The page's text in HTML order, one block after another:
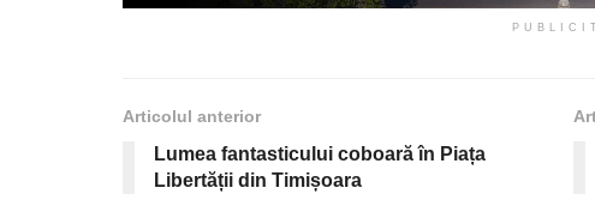
Articolul anterior
Lumea fantasticului coboară în Piața
Libertății din Timișoara